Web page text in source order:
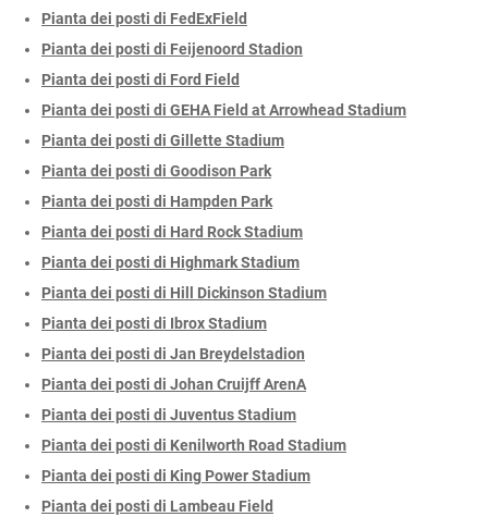
Pianta dei posti di FedExField
Pianta dei posti di Feijenoord Stadion
Pianta dei posti di Ford Field
Pianta dei posti di GEHA Field at Arrowhead Stadium
Pianta dei posti di Gillette Stadium
Pianta dei posti di Goodison Park
Pianta dei posti di Hampden Park
Pianta dei posti di Hard Rock Stadium
Pianta dei posti di Highmark Stadium
Pianta dei posti di Hill Dickinson Stadium
Pianta dei posti di Ibrox Stadium
Pianta dei posti di Jan Breydelstadion
Pianta dei posti di Johan Cruijff ArenA
Pianta dei posti di Juventus Stadium
Pianta dei posti di Kenilworth Road Stadium
Pianta dei posti di King Power Stadium
Pianta dei posti di Lambeau Field